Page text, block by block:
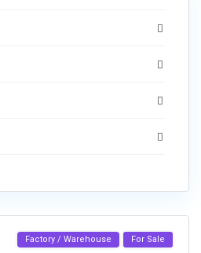
Factory / Warehouse For Sale